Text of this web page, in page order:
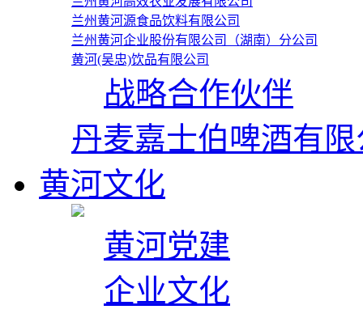
兰州黄河源食品饮料有限公司
兰州黄河企业股份有限公司（湖南）分公司
黄河(吴忠)饮品有限公司
战略合作伙伴
丹麦嘉士伯啤酒有
黄河文化
黄河党建
企业文化